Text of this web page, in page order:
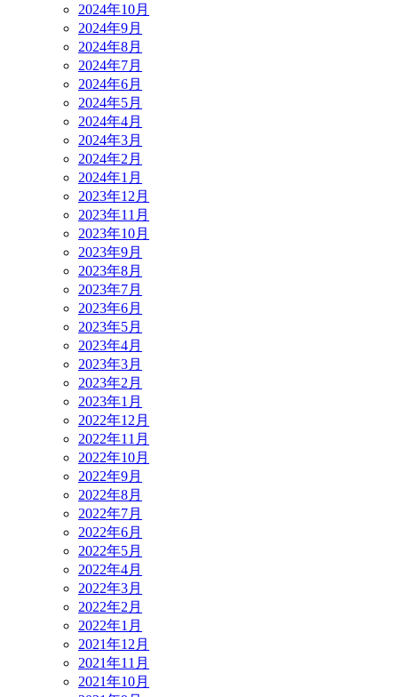
2024年10月
2024年9月
2024年8月
2024年7月
2024年6月
2024年5月
2024年4月
2024年3月
2024年2月
2024年1月
2023年12月
2023年11月
2023年10月
2023年9月
2023年8月
2023年7月
2023年6月
2023年5月
2023年4月
2023年3月
2023年2月
2023年1月
2022年12月
2022年11月
2022年10月
2022年9月
2022年8月
2022年7月
2022年6月
2022年5月
2022年4月
2022年3月
2022年2月
2022年1月
2021年12月
2021年11月
2021年10月